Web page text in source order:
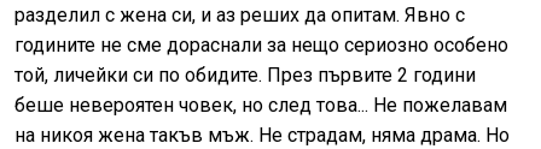
разделил с жена си, и аз реших да опитам. Явно с
годините не сме дораснали за нещо сериозно особено
той, личейки си по обидите. През първите 2 години
беше невероятен човек, но след това... Не пожелавам
на никоя жена такъв мъж. Не страдам, няма драма. Но